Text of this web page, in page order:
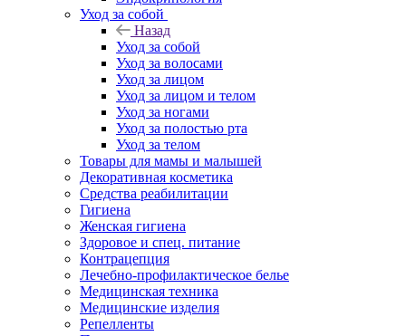
Уход за собой
Назад
Уход за собой
Уход за волосами
Уход за лицом
Уход за лицом и телом
Уход за ногами
Уход за полостью рта
Уход за телом
Товары для мамы и малышей
Декоративная косметика
Средства реабилитации
Гигиена
Женская гигиена
Здоровое и спец. питание
Контрацепция
Лечебно-профилактическое белье
Медицинская техника
Медицинские изделия
Репелленты